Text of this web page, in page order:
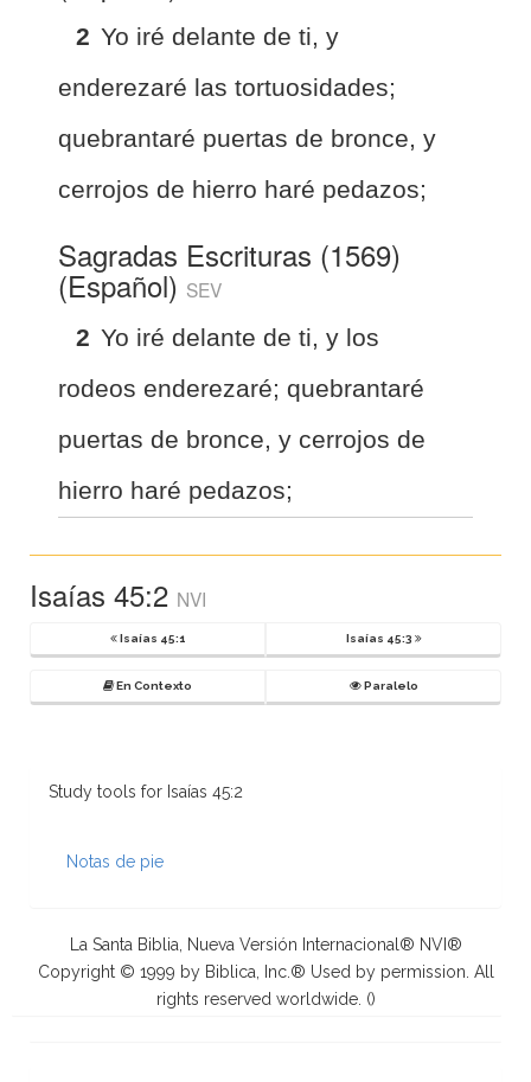
2 Yo iré delante de ti, y
enderezaré las tortuosidades;
quebrantaré puertas de bronce, y
cerrojos de hierro haré pedazos;
Sagradas Escrituras (1569)
(Español) SEV
2 Yo iré delante de ti, y los
rodeos enderezaré; quebrantaré
puertas de bronce, y cerrojos de
hierro haré pedazos;
Isaías 45:2 NVI
Isaías 45:1 Isaías 45:3
En Contexto Paralelo
Study tools for Isaías 45:2
Notas de pie
La Santa Biblia, Nueva Versión Internacional® NVI®
Copyright © 1999 by Biblica, Inc.® Used by permission. All
rights reserved worldwide. ()